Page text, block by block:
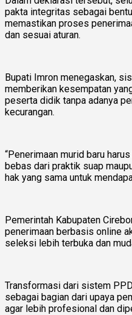
pakta integritas sebagai
memastikan proses
dan sesuai aturan.
Bupati Imron menegaskan,
memberikan kesempatan
peserta didik tanpa adanya
kecurangan.
“Penerimaan murid baru
bebas dari praktik suap
hak yang sama untuk
Pemerintah Kabupaten
penerimaan berbasis online
seleksi lebih terbuka dan
Transformasi dari sistem
sebagai bagian dari upaya
agar lebih profesional dan